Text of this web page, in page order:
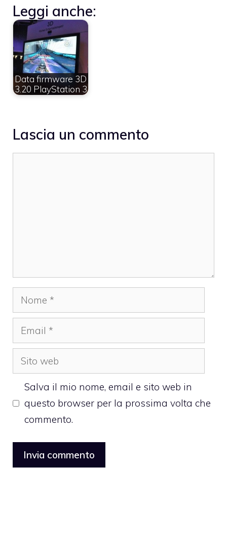
Leggi anche:
Data firmware 3D
3.20 PlayStation 3
Lascia un commento
Nome
Email
Sito
web
Salva il mio nome, email e sito web in
questo browser per la prossima volta che
commento.